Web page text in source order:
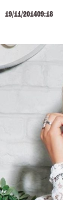
19/11/201409:18